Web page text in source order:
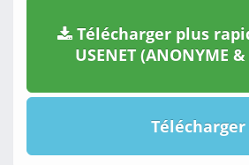
Télécharger plus
USENET (ANONYME
Télécharger